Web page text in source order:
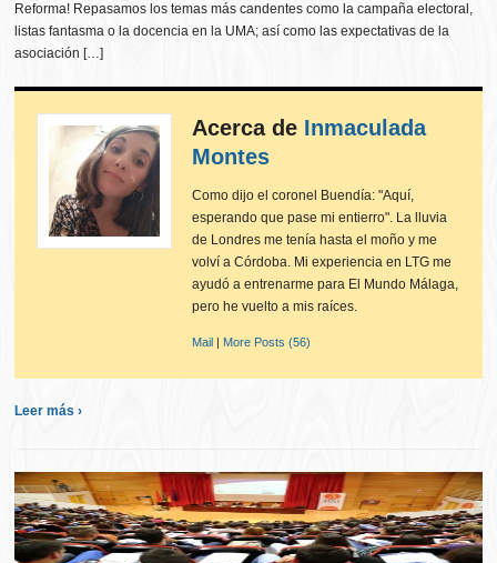
Reforma! Repasamos los temas más candentes como la campaña electoral,
listas fantasma o la docencia en la UMA; así como las expectativas de la
asociación […]
Acerca de Inmaculada
Montes
Como dijo el coronel Buendía: "Aquí,
esperando que pase mi entierro". La lluvia
de Londres me tenía hasta el moño y me
volví a Córdoba. Mi experiencia en LTG me
ayudó a entrenarme para El Mundo Málaga,
pero he vuelto a mis raíces.
Mail | More Posts (56)
Leer más ›